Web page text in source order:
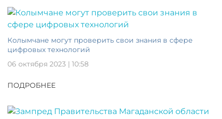
Колымчане могут проверить свои знания в сфере
цифровых технологий
06 октября 2023 | 10:58
ПОДРОБНЕЕ